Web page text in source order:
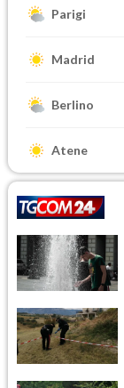
Parigi
Madrid
Berlino
Atene